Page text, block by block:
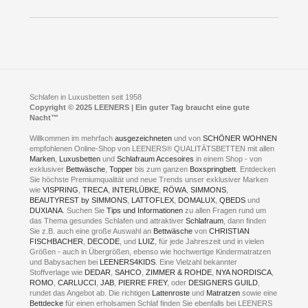
Presse
Jobs
Fotoalbum
Kontakt
Neuer Showroom für unsere Onlineartikel.
Kontakt via:WhatsApp
Kontakt via:eMail
mögliche Zeiten für eine Showroom Terminreservierung
MO und DI geschlossen
MI - FR 11 bis 17 Uhr
SA 11 bis 15 Uhr
ONLINEBERATUNG UND TERMIN-
RESERVIERUNG
Schlafen in Luxusbetten seit 1958
Copyright © 2025 LEENERS | Ein guter Tag braucht eine gute
Nacht™
Willkommen im mehrfachausgezeichnetenund vonSCHÖNER WOHNEN
empfohlenen Online-Shop von LEENERS® QUALITÄTSBETTEN mit allen
Marken Luxusbetten undSchlafraum Accesoires in einem Shop - von
exklusiver Bettwäsche ,Topper bis zum ganzen Boxspringbett . Entdecken
Sie höchste Premiumqualität und neue Trends unser exklusiver Marken
wieVISPRING ,TRECA INTERLÜBKE RÖWA ,SIMMONS
BEAUTYREST by SIMMONS LATTOFLEX DOMALUX ,QBEDS und
DUXIANA . Suchen SieTips und Informationen zu allen Fragen rund um
das Thema gesundes Schlafen und attraktiverSchlafraum , dann finden
Sie z.B. auch eine große Auswahl an Bettwäsche vonCHRISTIAN
FISCHBACHER
DECODE , und LUIZ , für jede Jahreszeit und in vielen
Größen - auch in Übergrößen, ebenso wie hochwertige Kindermatratzen
und Babysachen bei LEENERS4KIDS . Eine Vielzahl bekannter
Stoffverlage wie DEDAR ,SAHCO ,ZIMMER & ROHDE NYA NORDISCA
ROMO ,CARLUCCI ,JAB PIERRE FREY, oder DESIGNERS GUILD
rundet das Angebot ab. Die richtigen Lattenroste und Matratzen sowie eine
Bettdecke für einen erholsamen Schlaf finden Sie ebenfalls bei LEENERS